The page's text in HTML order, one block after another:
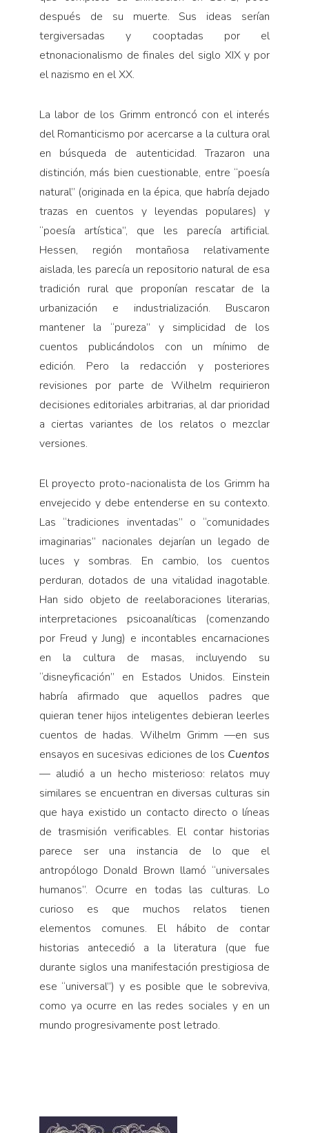
después de su muerte. Sus ideas serían
tergiversadas y cooptadas por el
etnonacionalismo de finales del siglo XIX y por
el nazismo en el XX.
La labor de los Grimm entroncó con el interés
del Romanticismo por acercarse a la cultura oral
en búsqueda de autenticidad. Trazaron una
distinción, más bien cuestionable, entre “poesía
natural” (originada en la épica, que habría dejado
trazas en cuentos y leyendas populares) y
“poesía artística”, que les parecía artificial.
Hessen, región montañosa relativamente
aislada, les parecía un repositorio natural de esa
tradición rural que proponían rescatar de la
urbanización e industrialización. Buscaron
mantener la “pureza” y simplicidad de los
cuentos publicándolos con un mínimo de
edición. Pero la redacción y posteriores
revisiones por parte de Wilhelm requirieron
decisiones editoriales arbitrarias, al dar prioridad
a ciertas variantes de los relatos o mezclar
versiones.
El proyecto proto-nacionalista de los Grimm ha
envejecido y debe entenderse en su contexto.
Las “tradiciones inventadas” o “comunidades
imaginarias” nacionales dejarían un legado de
luces y sombras. En cambio, los cuentos
perduran, dotados de una vitalidad inagotable.
Han sido objeto de reelaboraciones literarias,
interpretaciones psicoanalíticas (comenzando
por Freud y Jung) e incontables encarnaciones
en la cultura de masas, incluyendo su
“disneyficación” en Estados Unidos. Einstein
habría afirmado que aquellos padres que
quieran tener hijos inteligentes debieran leerles
cuentos de hadas. Wilhelm Grimm —en sus
ensayos en sucesivas ediciones de los Cuentos
— aludió a un hecho misterioso: relatos muy
similares se encuentran en diversas culturas sin
que haya existido un contacto directo o líneas
de trasmisión verificables. El contar historias
parece ser una instancia de lo que el
antropólogo Donald Brown llamó “universales
humanos”. Ocurre en todas las culturas. Lo
curioso es que muchos relatos tienen
elementos comunes. El hábito de contar
historias antecedió a la literatura (que fue
durante siglos una manifestación prestigiosa de
ese “universal”) y es posible que le sobreviva,
como ya ocurre en las redes sociales y en un
mundo progresivamente post letrado.